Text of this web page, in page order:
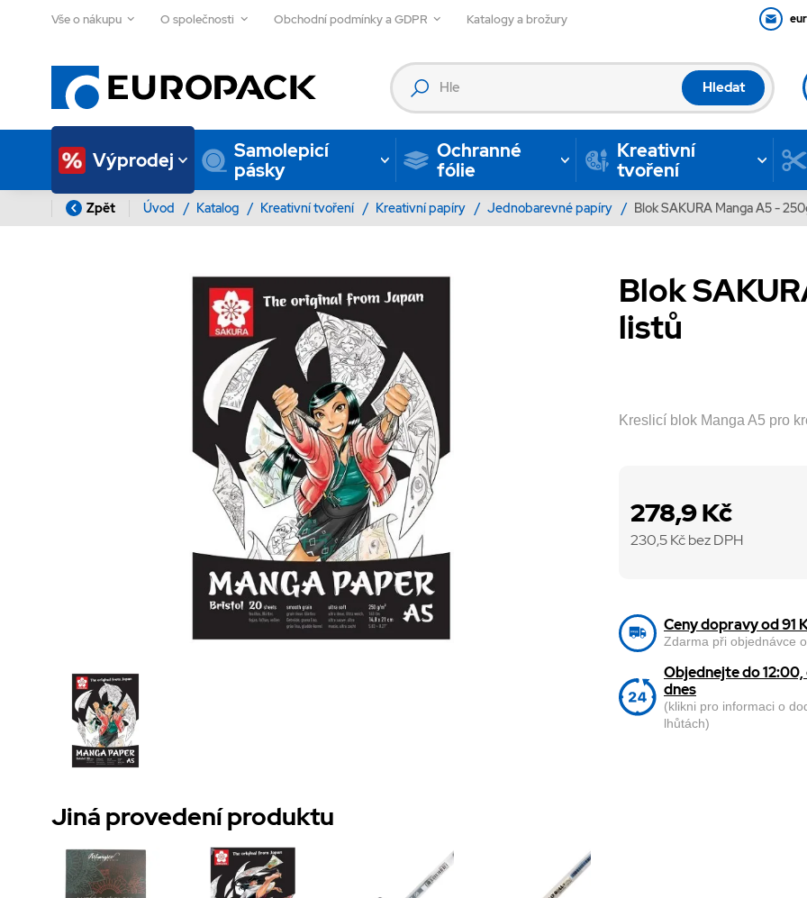
Vše o nákupu O společnosti Obchodní podmínky a GDPR Katalogy a brožury
Hledat
Výprodej
Samolepicí
pásky
Ochranné
fólie
Kreativní
tvoření
Zpět Úvod / Katalog / Kreativní tvoření / Kreativní papíry / Jednobarevné papíry / Blok SAKURA Manga A5 -
Blok
listů
Kreslicí blok Manga A5 pro
278,9 Kč
230,5Kč bez DPH
Ceny dopravy od 91
Zdarma při objednávce
Objednejte do
dnes
(klikni pro informaci o
lhůtách)
Jiná provedení produktu